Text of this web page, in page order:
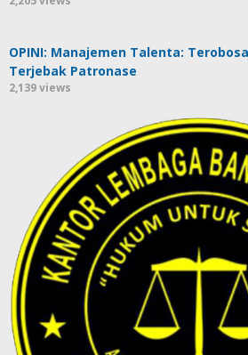
OPINI: Manajemen Talenta:
Terjebak Patronase
2,139 views